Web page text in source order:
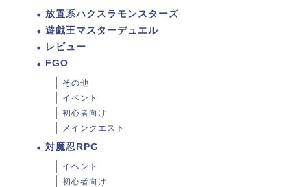
放置系ハクスラモンスターズ
遊戯王マスターデュエル
レビュー
FGO
その他
イベント
初心者向け
メインクエスト
対魔忍RPG
イベント
初心者向け